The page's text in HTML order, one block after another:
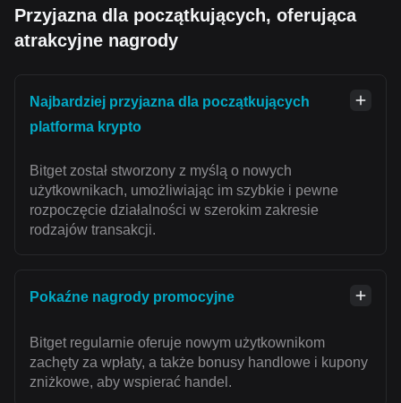
Przyjazna dla początkujących, oferująca
atrakcyjne nagrody
Najbardziej przyjazna dla początkujących
platforma krypto
Bitget został stworzony z myślą o nowych
użytkownikach, umożliwiając im szybkie i pewne
rozpoczęcie działalności w szerokim zakresie
rodzajów transakcji.
Pokaźne nagrody promocyjne
Bitget regularnie oferuje nowym użytkownikom
zachęty za wpłaty, a także bonusy handlowe i kupony
zniżkowe, aby wspierać handel.